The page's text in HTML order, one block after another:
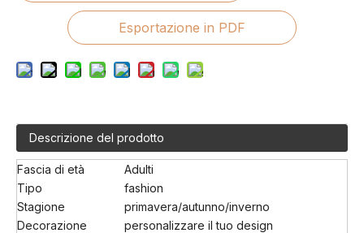
Esportazione in PDF
Descrizione del prodotto
Fascia di età
Adulti
Tipo
fashion
Stagione
primavera/autunno/inverno
Decorazione
personalizzare il tuo design